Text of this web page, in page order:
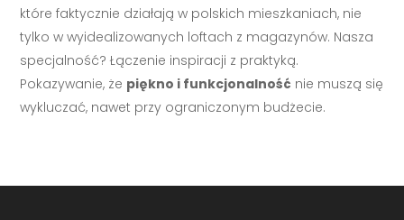
które faktycznie działają w polskich mieszkaniach, nie
tylko w wyidealizowanych loftach z magazynów. Nasza
specjalność? Łączenie inspiracji z praktyką.
Pokazywanie, że piękno i funkcjonalność nie muszą się
wykluczać, nawet przy ograniczonym budżecie.